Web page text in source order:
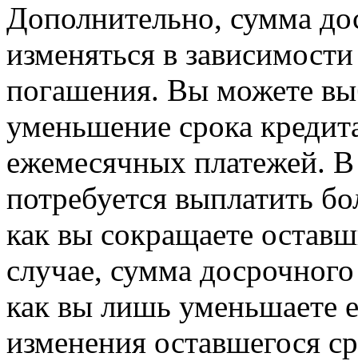
Дополнительно, сумма
изменяться в
погашения. Вы можете
уменьшение срока
ежемесячных платежей.
потребуется выплатить
как вы сокращаете
случае, сумма
как вы лишь уменьшаете
изменения оставшегося